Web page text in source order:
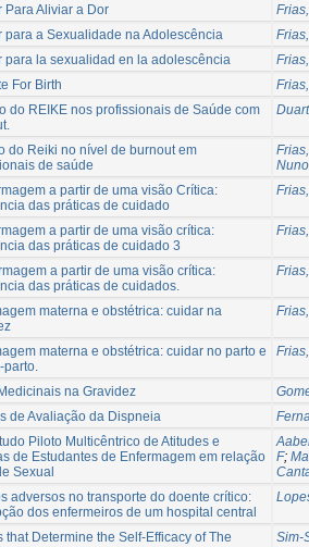
Para Aliviar a Dor
para a Sexualidade na Adolescência
para la sexualidad en la adolescência
For Birth
do REIKE nos profissionais de Saúde com
do Reiki no nível de burnout em
de saúde
Nuno
a partir de uma visão Crítica:
das práticas de cuidado
a partir de uma visão crítica:
das práticas de cuidado 3
a partir de uma visão crítica:
das práticas de cuidados.
materna e obstétrica: cuidar na
materna e obstétrica: cuidar no parto e
parto.
na Gravidez
de Avaliação da Dispneia
Piloto Multicêntrico de Atitudes e
de Estudantes de Enfermagem em relação
Sexual
F;
adversos no transporte do doente crítico:
dos enfermeiros de um hospital central
that Determine the Self-Efficacy of The
Sim-